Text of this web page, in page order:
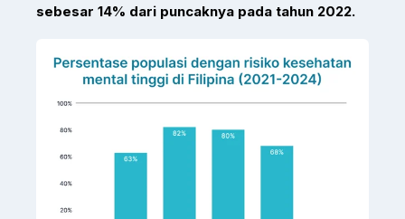
sebesar 14% dari puncaknya pada tahun 2022.